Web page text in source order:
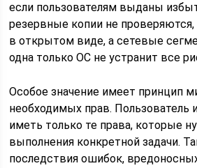
если пользователям выданы
резервные копии не
в открытом виде, а сетевые
одна только ОС не устранит все
Особое значение имеет принцип
необходимых прав. Пользователь
иметь только те права, которые
выполнения конкретной задачи.
последствия ошибок,